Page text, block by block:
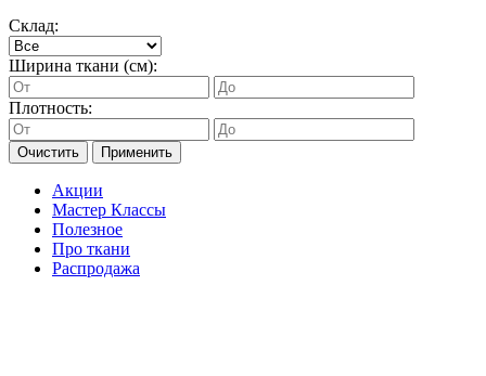
Склад:
Ширина ткани (см):
Плотность:
Очистить Применить
Акции
Мастер Классы
Полезное
Про ткани
Распродажа